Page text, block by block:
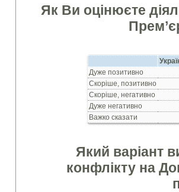
Як Ви оцінюєте
Дуже позитивно
Скоріше, позитивно
Скоріше, негативно
Дуже негативно
Важко сказати
Який варіант
конфлікту на